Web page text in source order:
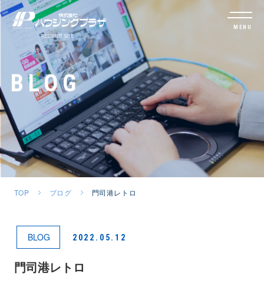
MENU
BLOG
TOP ブログ 門司港レトロ
BLOG 2022.05.12
門司港レトロ